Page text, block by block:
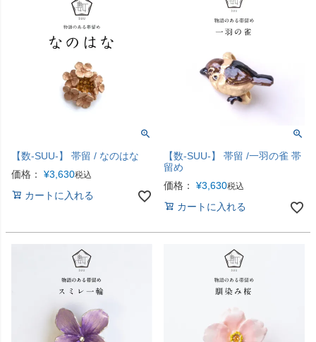
【数-SUU-】 帯留 / なのはな
価格：
¥3,630税込
カートに入れる
【数-SUU-】 帯留 /一羽の雀 帯
留め
価格：
¥3,630税込
カートに入れる